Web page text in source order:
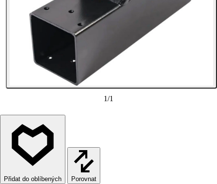
1/1
Porovnat